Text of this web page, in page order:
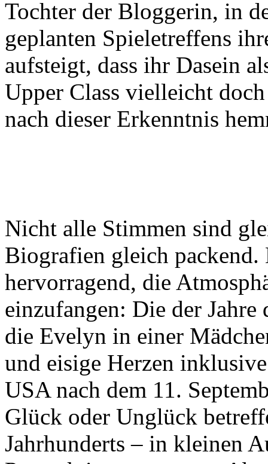
Tochter der Bloggerin, in
geplanten Spieletreffens
aufsteigt, dass ihr Dasein
Upper Class vielleicht
nach dieser Erkenntnis
Nicht alle Stimmen sind
Biografien gleich
hervorragend, die
einzufangen: Die der
die Evelyn in einer
und eisige Herzen
USA nach dem 11.
Glück oder Unglück
Jahrhunderts – in kleinen